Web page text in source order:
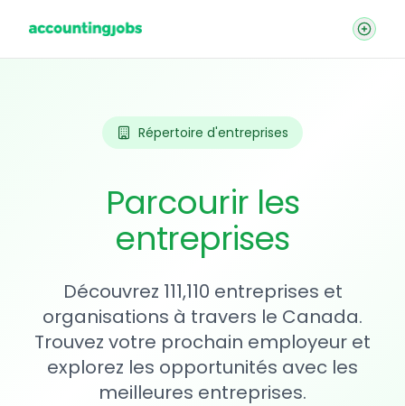
Répertoire d'entreprises
Parcourir les
entreprises
Découvrez 111,110 entreprises et
organisations à travers le Canada.
Trouvez votre prochain employeur et
explorez les opportunités avec les
meilleures entreprises.